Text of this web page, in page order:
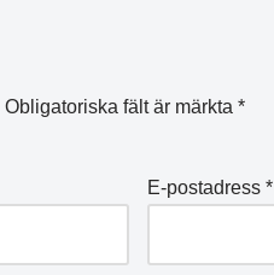
Obligatoriska fält är märkta *
E-postadress*